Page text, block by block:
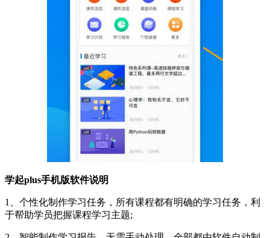
学起plus手机版软件说明
1、个性化制作学习任务，所有课程都有明确的学习任务，利
于帮助学员把握课程学习主题;